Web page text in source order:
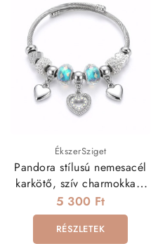
ÉkszerSziget
Pandora stílusú nemesacél
karkötő, szív charmokkal -
türkiz
5 300 Ft
RÉSZLETEK